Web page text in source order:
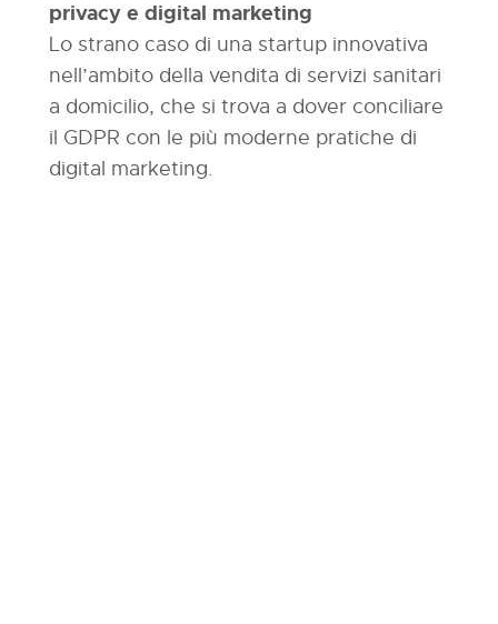
privacy e digital marketing
Lo strano caso di una startup innovativa
nell’ambito della vendita di servizi sanitari
a domicilio, che si trova a dover conciliare
il GDPR con le più moderne pratiche di
digital marketing.